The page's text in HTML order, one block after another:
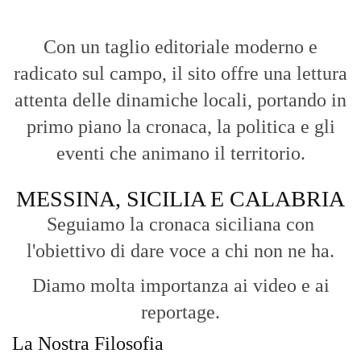
Con un taglio editoriale moderno e
radicato sul campo, il sito offre una lettura
attenta delle dinamiche locali, portando in
primo piano la cronaca, la politica e gli
eventi che animano il territorio.
MESSINA, SICILIA E CALABRIA
Seguiamo la cronaca siciliana con
l'obiettivo di dare voce a chi non ne ha.
Diamo molta importanza ai video e ai
reportage.
La Nostra Filosofia